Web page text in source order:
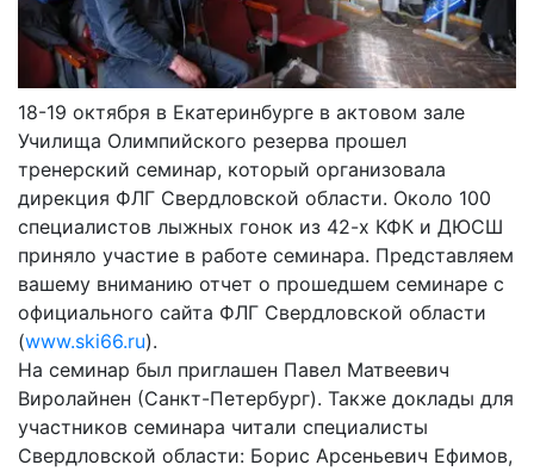
18-19 октября в Екатеринбурге в актовом зале
Училища Олимпийского резерва прошел
тренерский семинар, который организовала
дирекция ФЛГ Свердловской области. Около 100
специалистов лыжных гонок из 42-х КФК и ДЮСШ
приняло участие в работе семинара. Представляем
вашему вниманию отчет о прошедшем семинаре с
официального сайта ФЛГ Свердловской области
(www.ski66.ru).
На семинар был приглашен Павел Матвеевич
Виролайнен (Санкт-Петербург). Также доклады для
участников семинара читали специалисты
Свердловской области: Борис Арсеньевич Ефимов,